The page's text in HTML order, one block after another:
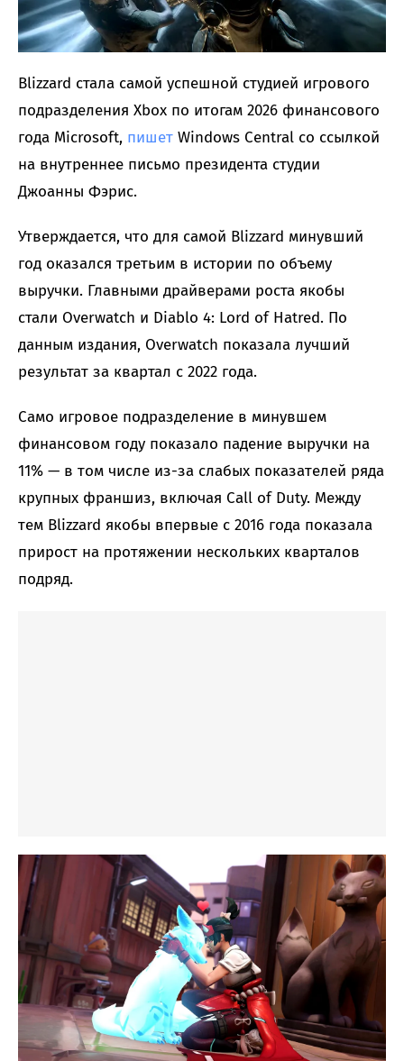
Blizzard стала самой успешной студией игрового
подразделения Xbox по итогам 2026 финансового
года Microsoft, пишет Windows Central со ссылкой
на внутреннее письмо президента студии
Джоанны Фэрис.
Утверждается, что для самой Blizzard минувший
год оказался третьим в истории по объему
выручки. Главными драйверами роста якобы
стали Overwatch и Diablo 4: Lord of Hatred. По
данным издания, Overwatch показала лучший
результат за квартал с 2022 года.
Само игровое подразделение в минувшем
финансовом году показало падение выручки на
11% — в том числе из-за слабых показателей ряда
крупных франшиз, включая Call of Duty. Между
тем Blizzard якобы впервые с 2016 года показала
прирост на протяжении нескольких кварталов
подряд.